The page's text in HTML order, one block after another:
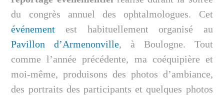
du congrès annuel des ophtalmologues. Cet
événement est habituellement organisé au
Pavillon d’Armenonville, à Boulogne. Tout
comme l’année précédente, ma coéquipière et
moi-même, produisons des photos d’ambiance,
des portraits des participants et quelques photos